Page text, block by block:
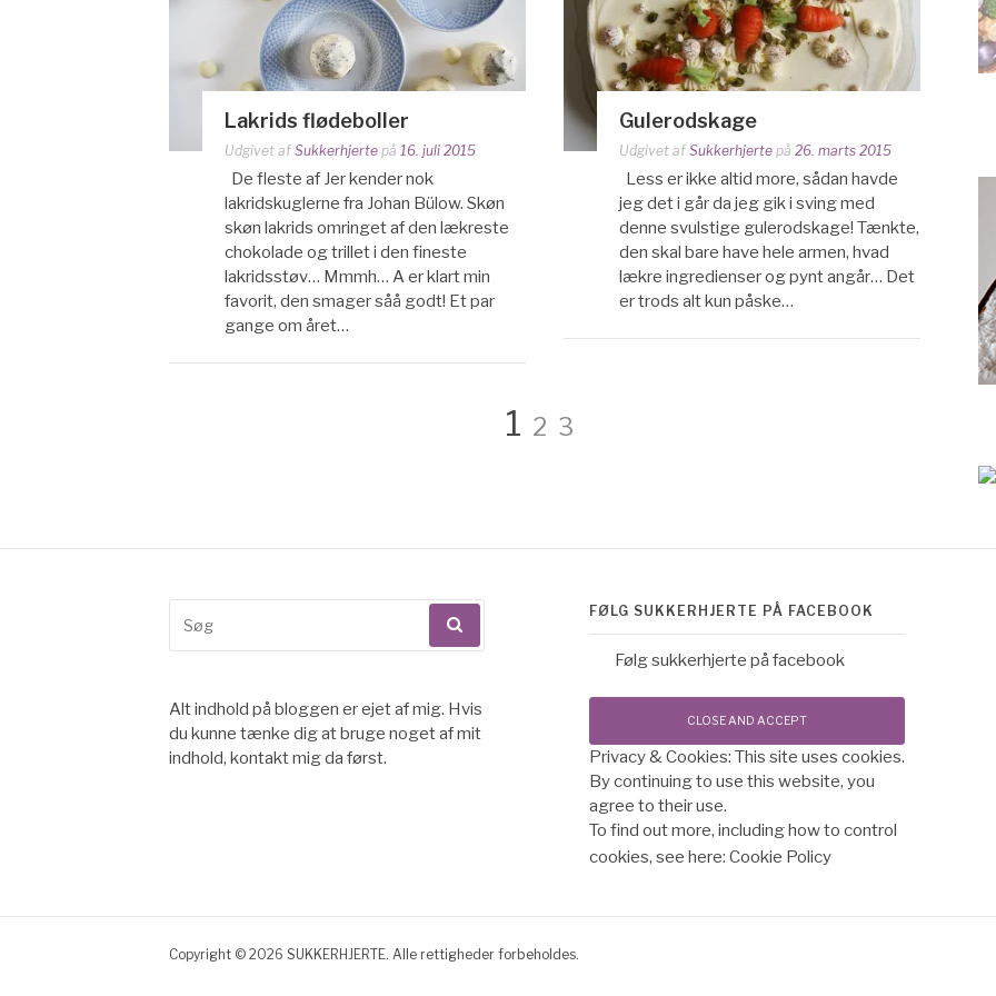
Lakrids flødeboller
Udgivet af Sukkerhjerte på 16. juli 2015
De fleste af Jer kender nok
lakridskuglerne fra Johan Bülow. Skøn
skøn lakrids omringet af den lækreste
chokolade og trillet i den fineste
lakridsstøv… Mmmh… A er klart min
favorit, den smager såå godt! Et par
gange om året…
Gulerodskage
Udgivet af Sukkerhjertepå 26. marts 2015
Less er ikke altid more, sådan havde
jeg det i går da jeg gik i sving med
denne svulstige gulerodskage! Tænkte,
den skal bare have hele armen, hvad
lækre ingredienser og pynt angår… Det
er trods alt kun påske…
til
indlæg
Side
1 Side
2 Side
3
efter:
FØLG SUKKERHJERTE PÅ FACEBOOK
Følg sukkerhjerte på facebook
Alt indhold på bloggen er ejet af mig. Hvis
du kunne tænke dig at bruge noget af mit
indhold, kontakt mig da først.
Privacy & Cookies: This site uses cookies.
By continuing to use this website, you
agree to their use.
To find out more, including how to control
cookies, see here: Cookie Policy
Copyright © 2026 SUKKERHJERTE. Alle rettigheder forbeholdes.